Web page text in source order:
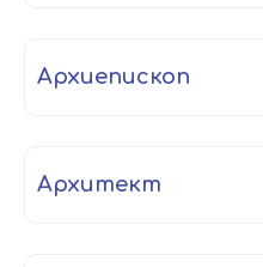
архиепископ
архитект